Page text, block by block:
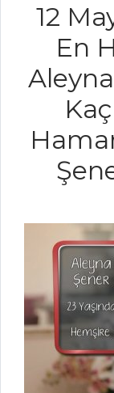
Bolonez
Şehriye
Bezelyeli
Pilavı
Pilav ve
Tüm
PASTA
Tatlısı
KOLAY
12
En